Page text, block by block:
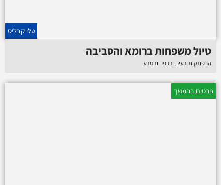
טלי קבליס
טיול משפחות ברומא והסביבה
הרפתקות בעיר, בכפר ובטבע
פרטים בהמשך